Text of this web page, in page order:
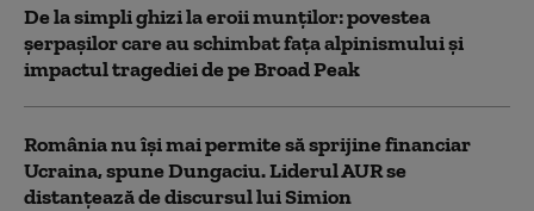
De la simpli ghizi la eroii munților: povestea
șerpașilor care au schimbat fața alpinismului și
impactul tragediei de pe Broad Peak
România nu își mai permite să sprijine financiar
Ucraina, spune Dungaciu. Liderul AUR se
distanțează de discursul lui Simion